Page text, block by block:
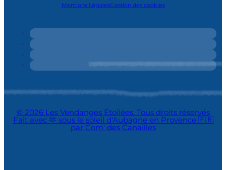
Mentions LégalesGestion des cookies
© 2026 Les Vendanges Étoilées. Tous droits réservés
Fait avec 🫶 sous le soleil d'Aubagne en Provence 🇫🇷
par Com' des Canailles